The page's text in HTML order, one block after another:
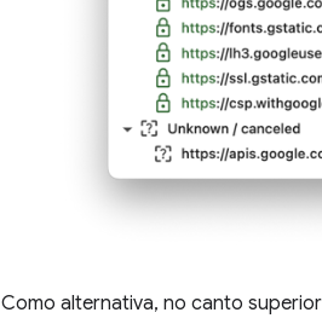
Como alternativa, no canto